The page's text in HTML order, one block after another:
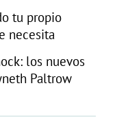
tu propio
necesita
los nuevos
Paltrow